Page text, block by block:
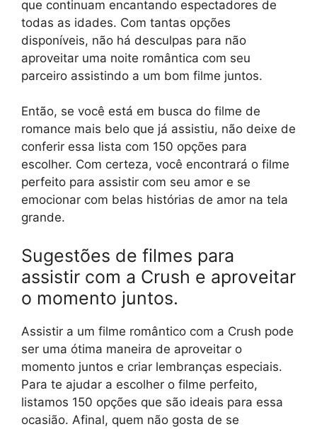
que continuam encantando espectadores de
todas as idades. Com tantas opções
disponíveis, não há desculpas para não
aproveitar uma noite romântica com seu
parceiro assistindo a um bom filme juntos.
Então, se você está em busca do filme de
romance mais belo que já assistiu, não deixe de
conferir essa lista com 150 opções para
escolher. Com certeza, você encontrará o filme
perfeito para assistir com seu amor e se
emocionar com belas histórias de amor na tela
grande.
Sugestões de filmes para
assistir com a Crush e aproveitar
o momento juntos.
Assistir a um filme romântico com a Crush pode
ser uma ótima maneira de aproveitar o
momento juntos e criar lembranças especiais.
Para te ajudar a escolher o filme perfeito,
listamos 150 opções que são ideais para essa
ocasião. Afinal, quem não gosta de se